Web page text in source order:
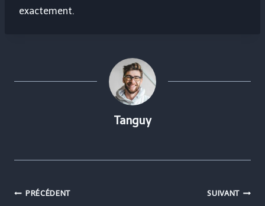
exactement.
Tanguy
Navigation
PRÉCÉDENT SUIVANT